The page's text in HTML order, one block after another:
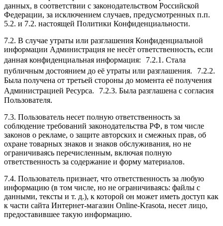
данных, в соответствии с законодательством Российской
Федерации, за исключением случаев, предусмотренных п.п.
5.2. и 7.2. настоящей Политики Конфиденциальности.
7.2. В случае утраты или разглашения Конфиденциальной
информации Администрация не несёт ответственность, если
данная конфиденциальная информация: 7.2.1. Стала
публичным достоянием до её утраты или разглашения. 7.2.2.
Была получена от третьей стороны до момента её получения
Администрацией Ресурса. 7.2.3. Была разглашена с согласия
Пользователя.
7.3. Пользователь несет полную ответственность за
соблюдение требований законодательства РФ, в том числе
законов о рекламе, о защите авторских и смежных прав, об
охране товарных знаков и знаков обслуживания, но не
ограничиваясь перечисленным, включая полную
ответственность за содержание и форму материалов.
7.4. Пользователь признает, что ответственность за любую
информацию (в том числе, но не ограничиваясь: файлы с
данными, тексты и т. д.), к которой он может иметь доступ как
к части сайта Интернет-магазин Online-Krasota, несет лицо,
предоставившее такую информацию.